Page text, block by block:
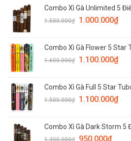
Combo Xì Gà Unlimited 5
1.500.000₫ 1.000.000₫
Combo Xì Gà Flower 5 Star
1.600.000₫ 1.100.000₫
Combo Xì Gà Full 5 Star
1.500.000₫ 1.100.000₫
Combo Xì Gà Dark Storm 5
1.300.000₫ 950.000₫